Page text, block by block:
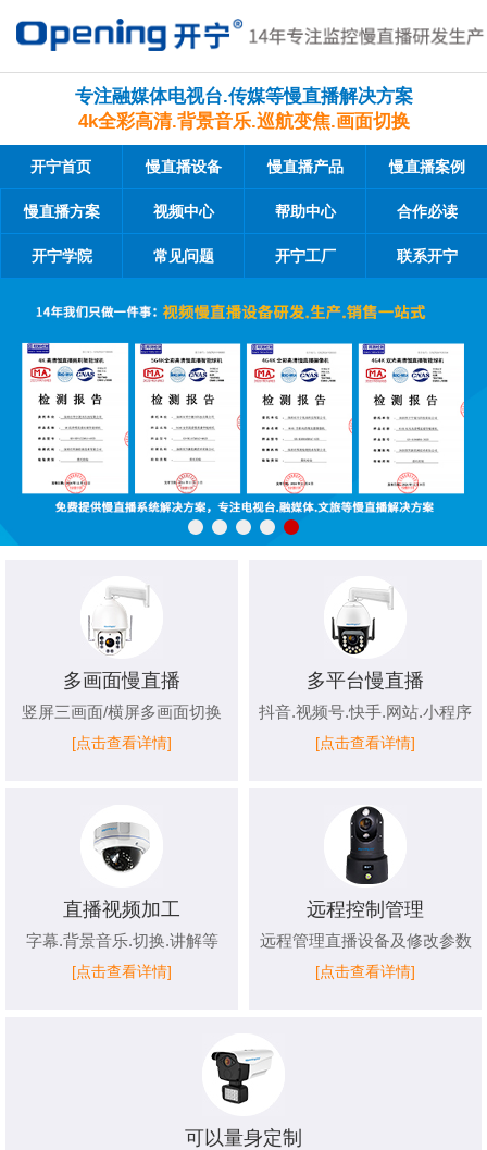
专注融媒体电视台.传媒等慢直播解决方案
4k全彩高清.背景音乐.巡航变焦.画面切换
开宁首页 慢直播设备 慢直播产品 慢直播案例
慢直播方案 视频中心 帮助中心 合作必读
开宁学院 常见问题 开宁工厂 联系开宁
多画面慢直播
竖屏三画面/横屏多画面切换
[点击查看详情]
多平台慢直播
抖音.视频号.快手.网站.小程序
[点击查看详情]
直播视频加工
字幕.背景音乐.切换.讲解等
[点击查看详情]
远程控制管理
远程管理直播设备及修改参数
[点击查看详情]
可以量身定制